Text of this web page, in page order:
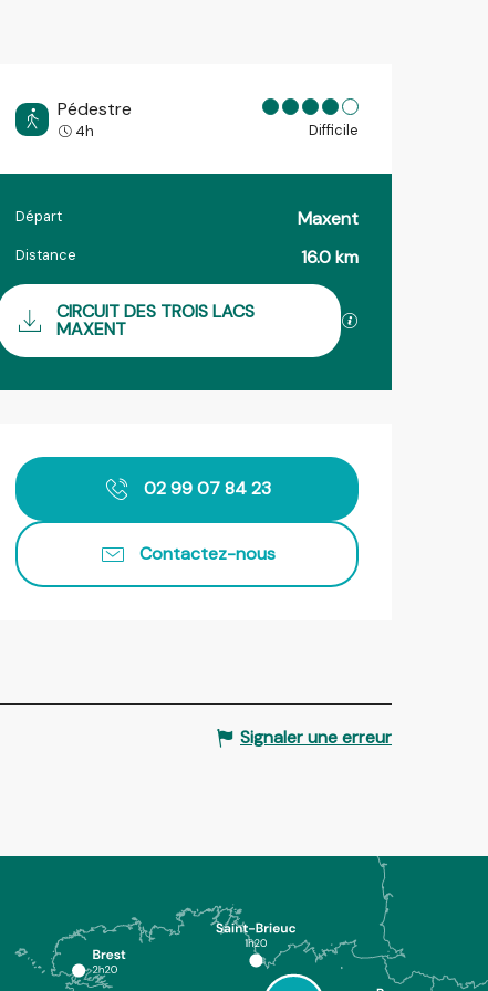
Pédestre
4h Difficile
Informations pratiques
Départ Maxent
Distance 16.0 km
Documentation
CIRCUIT DES TROIS LACS
MAXENT
Ouverture et coordonnées
02 99 07 84 23
Contactez-nous
Signaler une erreur